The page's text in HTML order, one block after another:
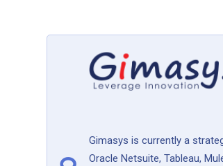
Gimasys is currently a
Oracle Netsuite, Tableau,